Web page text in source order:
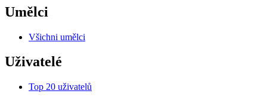
Umělci
Všichni umělci
Uživatelé
Top 20 uživatelů